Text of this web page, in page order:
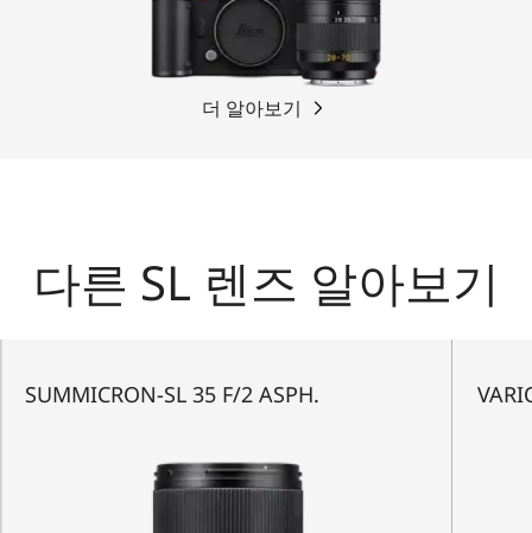
더 알아보기
다른 SL 렌즈 알아보기
SUMMICRON-SL 35 F/2 ASPH.